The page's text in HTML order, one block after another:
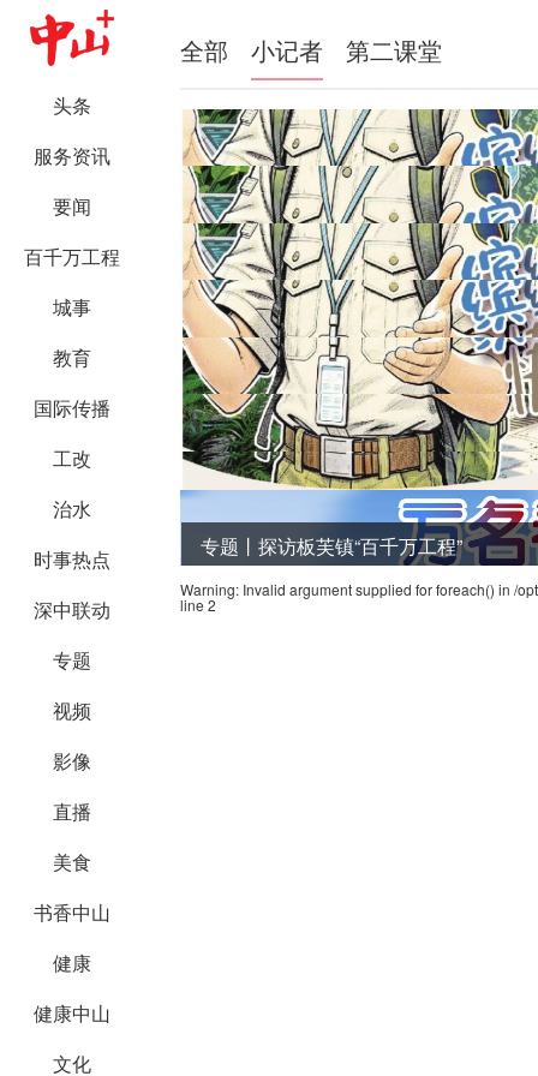
头条
服务资讯
要闻
百千万工程
城事
教育
国际传播
工改
治水
时事热点
深中联动
专题
视频
影像
直播
美食
书香中山
健康
健康中山
文化
全部 小记者 第二课堂
专题丨探访板芙镇“百千万工程”
Warning: Invalid argument supplied for foreach() in /
line 2